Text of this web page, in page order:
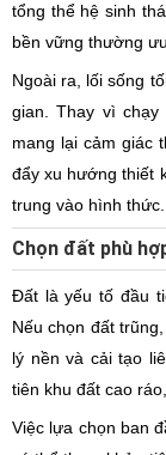
tổng thể hệ sinh
bền vững thường
Ngoài ra, lối sống
gian. Thay vì
mang lại cảm giác
đẩy xu hướng thiết
trung vào hình thức.
Chọn đất phù
Đất là yếu tố đầu
Nếu chọn đất
lý nền và cải tạo
tiên khu đất cao
Việc lựa chọn ban